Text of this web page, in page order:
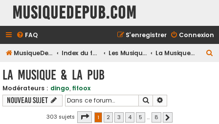
MusiqueDePub.com
FAQ Connexion
S’enregistrer
MusiqueDePub.com Index du forum Les Musiques De Pubs La Musique & la Pub
La Musique & la Pub
Modérateurs : dingo, fifoox
Nouveau sujet Rechercher
303 sujets Page 1sur8
1 2 3 4 5 … 8